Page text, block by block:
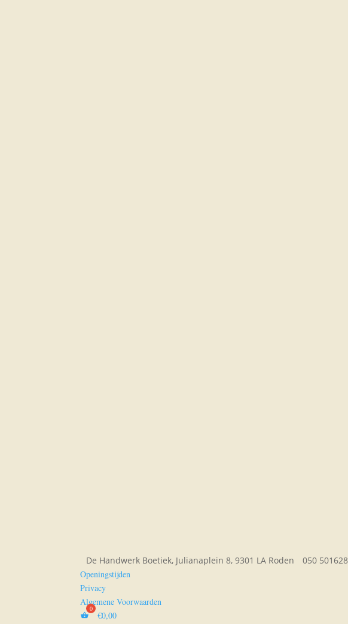
De Handwerk Boetiek, Julianaplein 8, 9301 LA Roden 050
Openingstijden
Privacy
Algemene Voorwaarden
€0,00